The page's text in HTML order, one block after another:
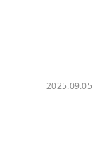
2025.09.05